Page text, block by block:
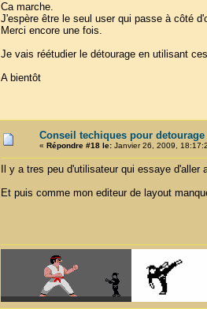
Ca marche.
J'espère être le seul user qui passe à côté
Merci encore une fois.
Je vais réétudier le détourage en utilisant
A bientôt
Conseil techiques pour detourage
« Répondre #18 le:Janvier 26, 2009,
Il y a tres peu d'utilisateur qui essaye
Et puis comme mon editeur de layout